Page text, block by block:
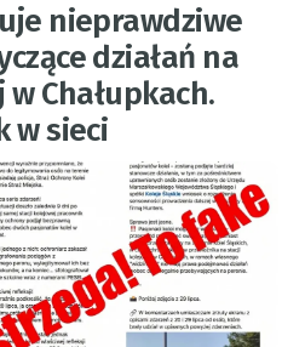
nieprawdziwe
działań na
Chałupkach.
w sieci